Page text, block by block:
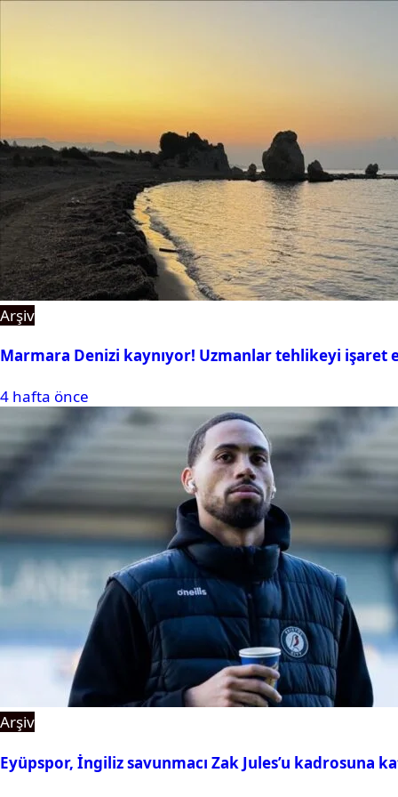
Arşiv
Marmara Denizi kaynıyor! Uzmanlar tehlikeyi işaret
4 hafta önce
Arşiv
Eyüpspor, İngiliz savunmacı Zak Jules’u kadrosuna